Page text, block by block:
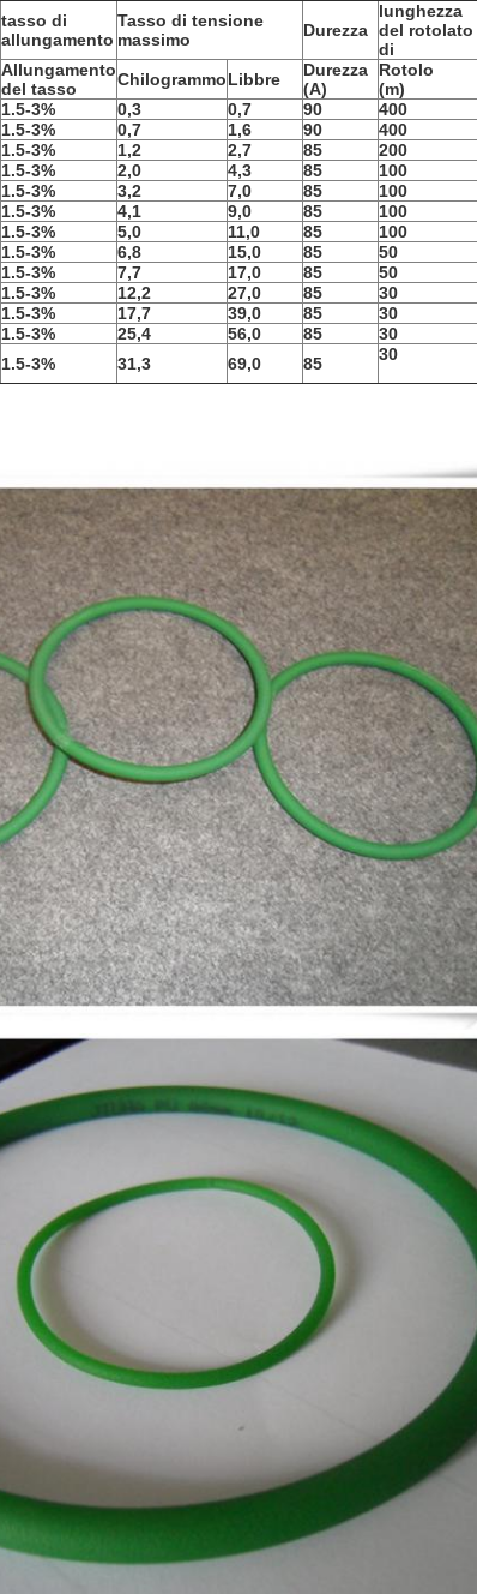
tasso di
allungamento
Tasso di tensione
massimo
Durezza
lunghezza
del rotolato
di
Allungamento
del tasso
ChilogrammoLibbre
Durezza
(A)
Rotolo
(m)
1.5-3% 0,3 0,7 90
400
1.5-3% 0,7 1,6 90
400
1.5-3% 1,2 2,7 85
200
1.5-3% 2,0 4,3 85
100
1.5-3% 3,2 7,0 85
100
1.5-3% 4,1 9,0 85
100
1.5-3% 5,0 11,0 85
100
1.5-3% 6,8 15,0 85
50
1.5-3% 7,7 17,0 85
50
1.5-3% 12,2 27,0 85
30
1.5-3% 17,7 39,0 85
30
1.5-3% 25,4 56,0 85
30
1.5-3% 31,3 69,0 85 30